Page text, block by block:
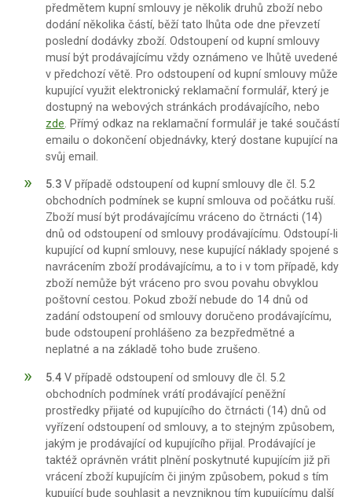
předmětem kupní smlouvy je několik druhů zboží nebo
dodání několika částí, běží tato lhůta ode dne převzetí
poslední dodávky zboží. Odstoupení od kupní smlouvy
musí být prodávajícímu vždy oznámeno ve lhůtě uvedené
v předchozí větě. Pro odstoupení od kupní smlouvy může
kupující využit elektronický reklamační formulář, který je
dostupný na webových stránkách prodávajícího, nebo
zde. Přímý odkaz na reklamační formulář je také součástí
emailu o dokončení objednávky, který dostane kupující na
svůj email.
5.3 V případě odstoupení od kupní smlouvy dle čl. 5.2
obchodních podmínek se kupní smlouva od počátku ruší.
Zboží musí být prodávajícímu vráceno do čtrnácti (14)
dnů od odstoupení od smlouvy prodávajícímu. Odstoupí-li
kupující od kupní smlouvy, nese kupující náklady spojené s
navrácením zboží prodávajícímu, a to i v tom případě, kdy
zboží nemůže být vráceno pro svou povahu obvyklou
poštovní cestou. Pokud zboží nebude do 14 dnů od
zadání odstoupení od smlouvy doručeno prodávajícímu,
bude odstoupení prohlášeno za bezpředmětné a
neplatné a na základě toho bude zrušeno.
5.4 V případě odstoupení od smlouvy dle čl. 5.2
obchodních podmínek vrátí prodávající peněžní
prostředky přijaté od kupujícího do čtrnácti (14) dnů od
vyřízení odstoupení od smlouvy, a to stejným způsobem,
jakým je prodávající od kupujícího přijal. Prodávající je
taktéž oprávněn vrátit plnění poskytnuté kupujícím již při
vrácení zboží kupujícím či jiným způsobem, pokud s tím
kupující bude souhlasit a nevzniknou tím kupujícímu další